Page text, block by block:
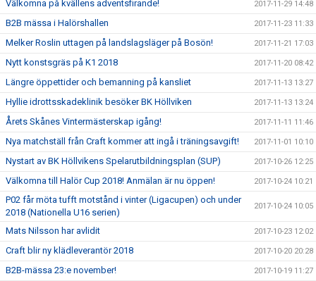
Välkomna på kvällens adventsfirande! 2017-11-29 14:48
B2B mässa i Halörshallen 2017-11-23 11:33
Melker Roslin uttagen på landslagsläger på Bosön! 2017-11-21 17:03
Nytt konstsgräs på K1 2018 2017-11-20 08:42
Längre öppettider och bemanning på kansliet 2017-11-13 13:27
Hyllie idrottsskadeklinik besöker BK Höllviken 2017-11-13 13:24
Årets Skånes Vintermästerskap igång! 2017-11-11 11:46
Nya matchställ från Craft kommer att ingå i träningsavgift! 2017-11-01 10:10
Nystart av BK Höllvikens Spelarutbildningsplan (SUP) 2017-10-26 12:25
Välkomna till Halör Cup 2018! Anmälan är nu öppen! 2017-10-24 10:21
P02 får möta tufft motstånd i vinter (Ligacupen) och under
2018 (Nationella U16 serien)
2017-10-24 10:05
Mats Nilsson har avlidit 2017-10-23 12:02
Craft blir ny klädleverantör 2018 2017-10-20 20:28
B2B-mässa 23:e november! 2017-10-19 11:27